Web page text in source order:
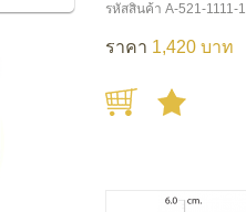
รหัสสินค้า A-521-1111-1
ราคา 1,420 บาท